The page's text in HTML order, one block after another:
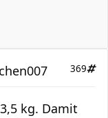
369
kg. Damit